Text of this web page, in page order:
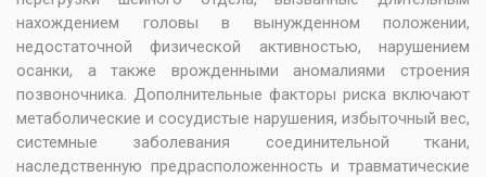
нахождением головы в вынужденном положении,
недостаточной физической активностью, нарушением
осанки, а также врожденными аномалиями строения
позвоночника. Дополнительные факторы риска включают
метаболические и сосудистые нарушения, избыточный вес,
системные заболевания соединительной ткани,
наследственную предрасположенность и травматические